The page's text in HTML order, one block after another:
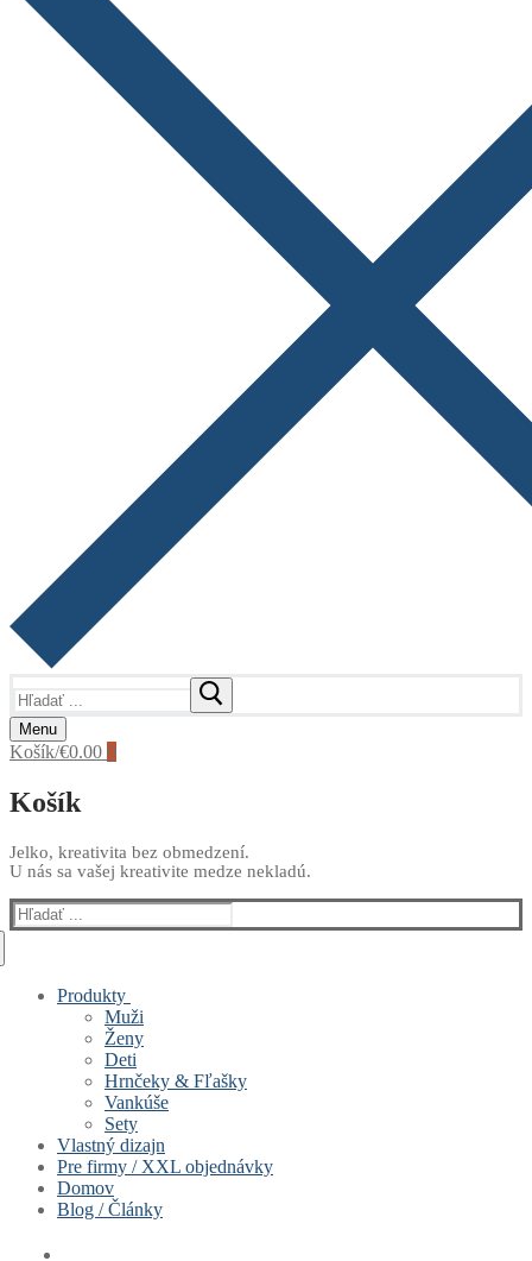
Menu
Košík/€0.00 0
Košík
Jelko, kreativita bez obmedzení.
U nás sa vašej kreativite medze nekladú.
Hľadať:
Produkty
Muži
Ženy
Deti
Hrnčeky & Fľašky
Vankúše
Sety
Vlastný dizajn
Pre firmy / XXL objednávky
Domov
Blog / Články